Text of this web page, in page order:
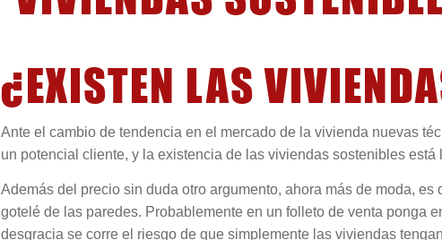
¿EXISTEN LAS
Ante el cambio de tendencia en el mercado de la vivienda nuevas
un potencial cliente, y la existencia de las viviendas sostenibles está
Además del precio sin duda otro argumento, ahora más de moda,
gotelé de las paredes. Probablemente en un folleto de venta ponga
desgracia se corre el riesgo de que simplemente las viviendas